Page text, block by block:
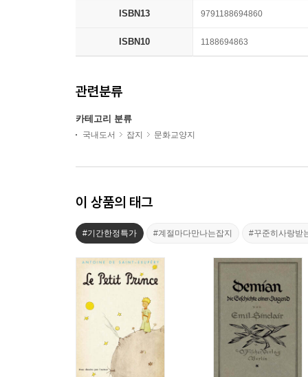
ISBN13 9791188694860
ISBN10 1188694863
관련분류
카테고리 분류
국내도서 잡지 문화교양지
이 상품의 태그
#기간한정특가 #계절마다만나는잡지 #꾸준히사랑받